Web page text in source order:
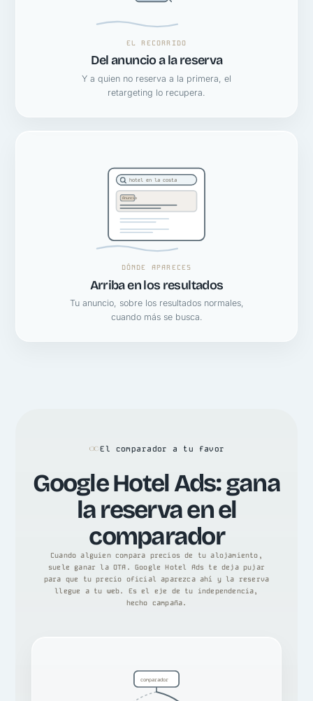
EL RECORRIDO
Del anuncio a la reserva
Y a quien no reserva a la primera, el
retargeting lo recupera.
hotel en la costa
Anuncio
DÓNDE APARECES
Arriba en los resultados
Tu anuncio, sobre los resultados normales,
cuando más se busca.
El comparador a tu favor
Google Hotel Ads: gana
la reserva en el
comparador
Cuando alguien compara precios de tu alojamiento,
suele ganar la OTA. Google Hotel Ads te deja pujar
para que tu precio oficial aparezca ahí y la reserva
llegue a tu web. Es el eje de tu independencia,
hecho campaña.
comparador